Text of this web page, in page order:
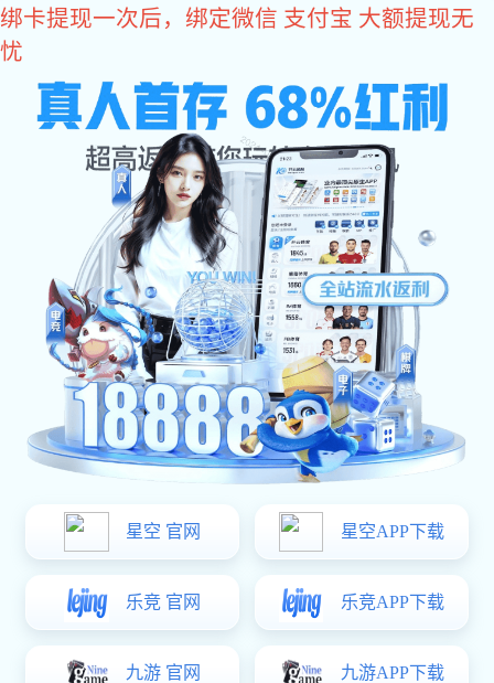
非凡娱乐
非凡娱乐车业
斯派菲勒罐车销售有限公司
网站非
您当前位置：非凡娱乐>公司非凡娱乐 >技术资料>
粉粒
粉粒物料运输车是现代物流行业中不可或缺的一部分，主
在建筑行业，粉粒物料运输车承担着将水泥从生产厂运送到
粉粒物料运输车的核心优势
粉粒物料运输车具有密封性强、装卸便捷等特点，这些特
如何选择合适的粉粒物料运输车